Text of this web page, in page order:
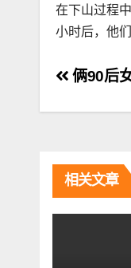
在下山过程
小时后，他
文
章
航
俩90后
相关文章